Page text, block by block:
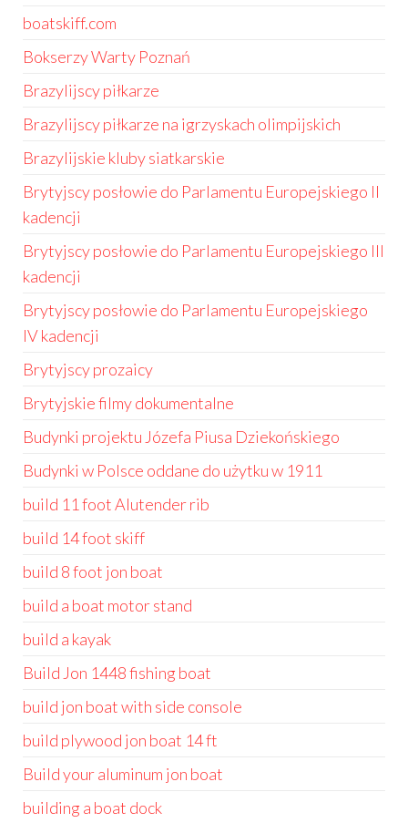
boatskiff.com
Bokserzy Warty Poznań
Brazylijscy piłkarze
Brazylijscy piłkarze na igrzyskach olimpijskich
Brazylijskie kluby siatkarskie
Brytyjscy posłowie do Parlamentu Europejskiego II
kadencji
Brytyjscy posłowie do Parlamentu Europejskiego III
kadencji
Brytyjscy posłowie do Parlamentu Europejskiego
IV kadencji
Brytyjscy prozaicy
Brytyjskie filmy dokumentalne
Budynki projektu Józefa Piusa Dziekońskiego
Budynki w Polsce oddane do użytku w 1911
build 11 foot Alutender rib
build 14 foot skiff
build 8 foot jon boat
build a boat motor stand
build a kayak
Build Jon 1448 fishing boat
build jon boat with side console
build plywood jon boat 14 ft
Build your aluminum jon boat
building a boat dock